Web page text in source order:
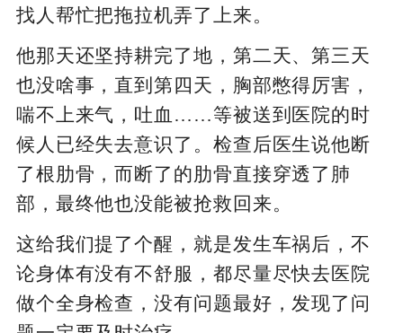
找人帮忙把拖拉机弄了上来。
他那天还坚持耕完了地，第二天、第三天
也没啥事，直到第四天，胸部憋得厉害，
喘不上来气，吐血……等被送到医院的时
候人已经失去意识了。检查后医生说他断
了根肋骨，而断了的肋骨直接穿透了肺
部，最终他也没能被抢救回来。
这给我们提了个醒，就是发生车祸后，不
论身体有没有不舒服，都尽量尽快去医院
做个全身检查，没有问题最好，发现了问